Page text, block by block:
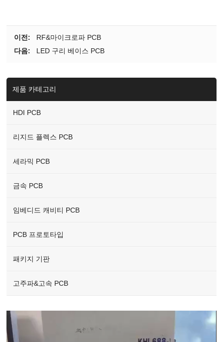
이전:
RF&마이크로파 PCB
다음:
LED 구리 베이스 PCB
제품 카테고리
HDI PCB
리지드 플렉스 PCB
세라믹 PCB
금속 PCB
임베디드 캐비티 PCB
PCB 프로토타입
패키지 기판
고주파&고속 PCB
Video
Player